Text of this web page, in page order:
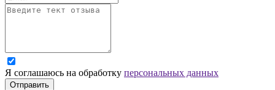
Я соглашаюсь на обработку персональных данных
Отправить